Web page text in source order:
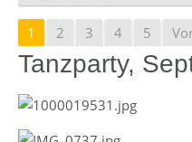
1 2 3 4 5
Tanzparty,